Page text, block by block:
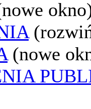
(nowe